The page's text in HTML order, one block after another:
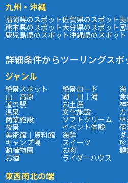
九州・沖縄
福岡県のスポット佐賀県のスポット
熊本県のスポット大分県のスポット
鹿児島県のスポット沖縄県のスポット
詳細条件からツーリングスポ
ジャンル
絶景スポット 絶景ロード
山｜高原 湖｜川｜滝
道の駅 お土産
温泉 文化施設
商業施設 ソフトクリーム
夜景 イベント体験
美術館｜資料館 海鮮
キャンプ場 スイーツ 珍
動植物園 お肉 麺
お酒 ライダーハウス
東西南北の端